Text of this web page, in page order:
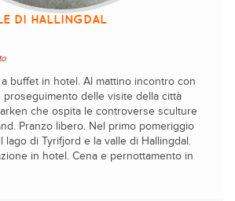
DI HALLINGDAL
a buffet in hotel. Al mattino incontro con
proseguimento delle visite della città
che ospita le controverse sculture
Pranzo libero. Nel primo pomeriggio
lago di Tyrifjord e la valle di Hallingdal.
in hotel. Cena e pernottamento in